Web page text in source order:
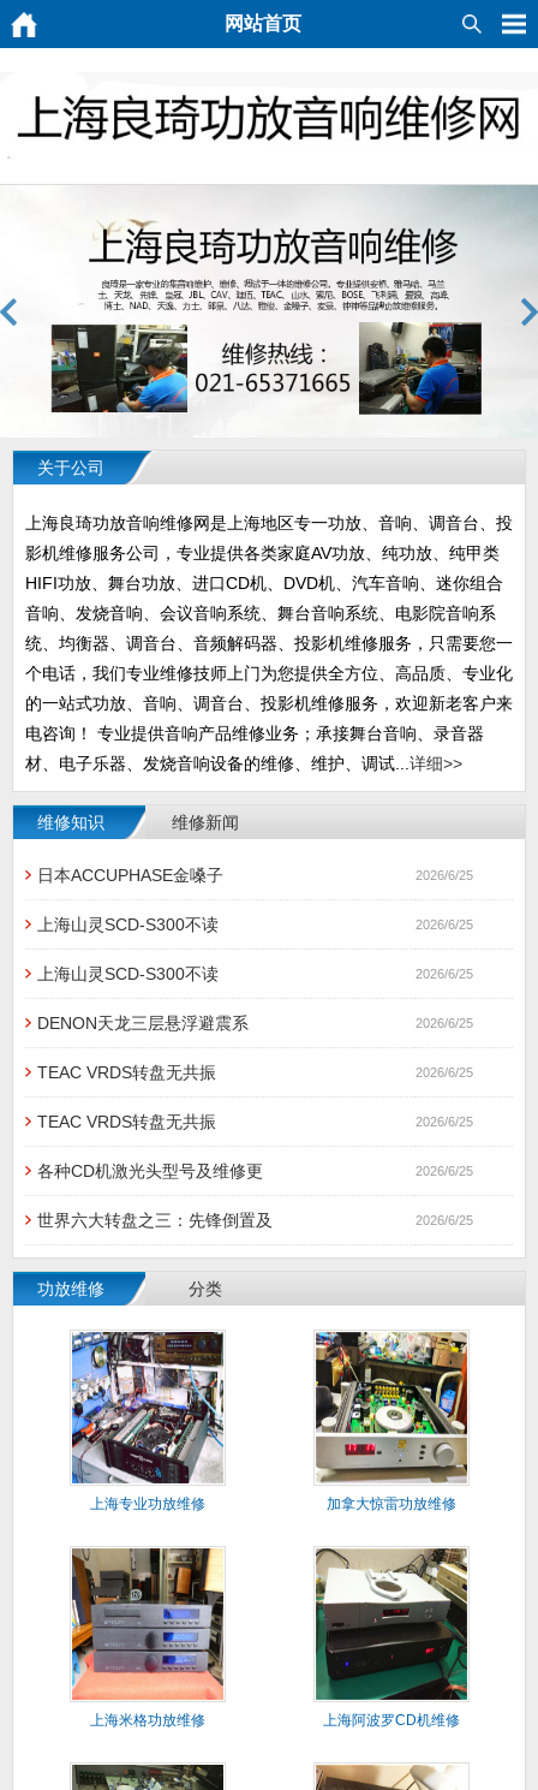
网站首页
关于公司
上海良琦功放音响维修网是上海地区专一功放、音响、调音台、投
影机维修服务公司，专业提供各类家庭AV功放、纯功放、纯甲类
HIFI功放、舞台功放、进口CD机、DVD机、汽车音响、迷你组合
音响、发烧音响、会议音响系统、舞台音响系统、电影院音响系
统、均衡器、调音台、音频解码器、投影机维修服务，只需要您一
个电话，我们专业维修技师上门为您提供全方位、高品质、专业化
的一站式功放、音响、调音台、投影机维修服务，欢迎新老客户来
电咨询！ 专业提供音响产品维修业务；承接舞台音响、录音器
材、电子乐器、发烧音响设备的维修、维护、调试... 详细>>
维修知识 维修新闻
日本ACCUPHASE金嗓子 2026/6/25
上海山灵SCD-S300不读 2026/6/25
上海山灵SCD-S300不读 2026/6/25
DENON天龙三层悬浮避震系 2026/6/25
TEAC VRDS转盘无共振 2026/6/25
TEAC VRDS转盘无共振 2026/6/25
各种CD机激光头型号及维修更 2026/6/25
世界六大转盘之三：先锋倒置及 2026/6/25
功放维修 分类
上海专业功放维修 加拿大惊雷功放维修
上海米格功放维修 上海阿波罗CD机维修